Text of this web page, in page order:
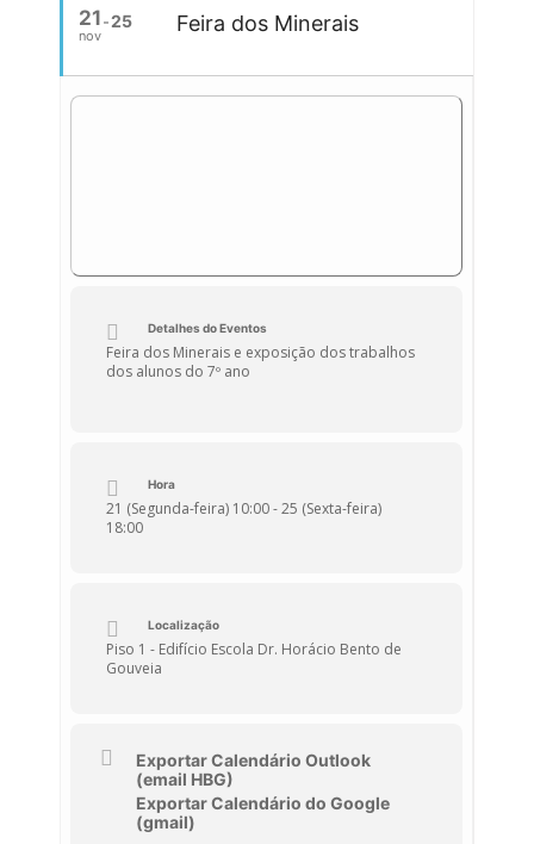
21
nov
25 Feira dos Minerais
Detalhes do Eventos
Feira dos Minerais e exposição dos trabalhos
dos alunos do 7º ano
Hora
21 (Segunda-feira) 10:00 - 25 (Sexta-feira)
18:00
Localização
Piso 1 - Edifício Escola Dr. Horácio Bento de
Gouveia
Exportar Calendário Outlook
(email HBG)
Exportar Calendário do Google
(gmail)